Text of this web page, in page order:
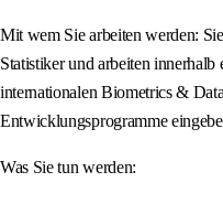
Mit wem Sie arbeiten werden:
Statistiker und arbeiten
internationalen Biometrics &
Entwicklungsprogramme
Was Sie tun werden: